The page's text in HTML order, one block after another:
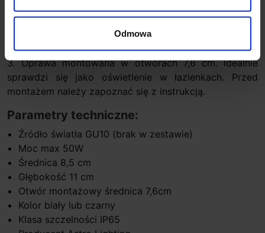
Odmowa
wykonana z metalu. Źródłem światła są żarówki GU10
LED. Klasa szczelności IP65 umożliwia stosowanie jej w
każdym pomieszczeniu, w łazienkach w strefach: 1,2 i
3. Oprawa montowana w otworach 7,6 cm. Idealnie
sprawdzi się jako oświetlenie w łazienkach. Przed
montażem należy zapoznać się z instrukcją.
Parametry techniczne:
Źródło światła GU10 (brak w zestawie)
Moc max 50W
Średnica 8,5 cm
Głębokość 11 cm
Otwór montażowy średnica 7,6cm
Kolor biały lub czarny
Klasa szczelności IP65